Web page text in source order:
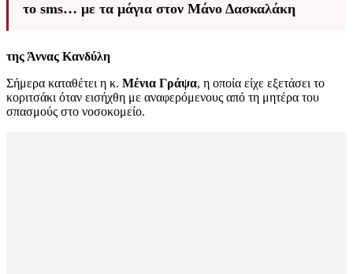
το sms… με τα μάγια στον Μάνο Δασκαλάκη
της Άννας Κανδύλη
Σήμερα καταθέτει η κ. Μένια Γράψα, η οποία είχε εξετάσει το
κοριτσάκι όταν εισήχθη με αναφερόμενους από τη μητέρα του
σπασμούς στο νοσοκομείο.